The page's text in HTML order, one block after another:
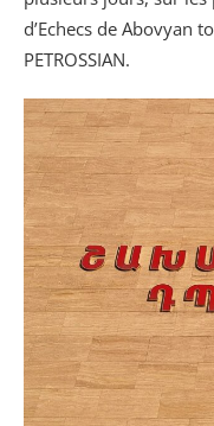
d’Echecs de Abovyan
PETROSSIAN.